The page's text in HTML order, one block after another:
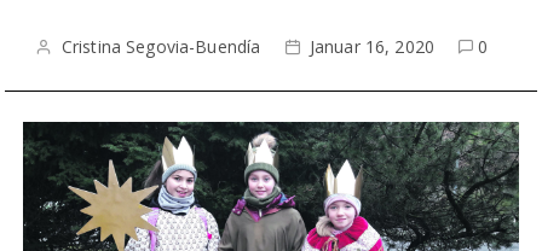
Cristina Segovia-Buendía Januar 16, 2020 0